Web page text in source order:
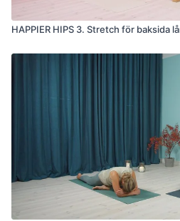
HAPPIER HIPS 3. Stretch för baksida